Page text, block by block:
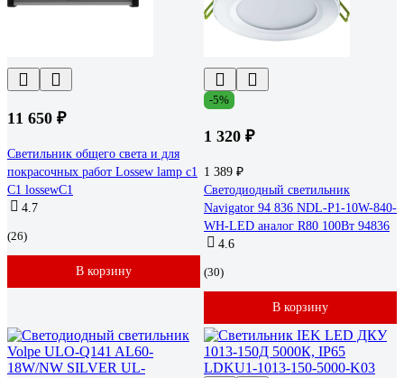
11 650 ₽
Светильник общего света и для
покрасочных работ Lossew lamp с1
C1 lossewC1
4.7
(26)
В корзину
-5%
1 320 ₽
1 389 ₽
Светодиодный светильник
Navigator 94 836 NDL-P1-10W-840-
WH-LED аналог R80 100Вт 94836
4.6
(30)
В корзину